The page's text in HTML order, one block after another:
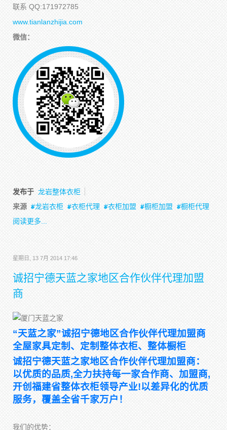
联系 QQ:171972785
www.tianlanzhijia.com
微信：
发布于 龙岩整体衣柜
来源
龙岩衣柜 衣柜代理 衣柜加盟 橱柜加盟
橱柜代理
阅读更多...
星期日, 13 7月 2014 17:46
诚招宁德天蓝之家地区合作伙伴代理加盟
商
“天蓝之家”诚招宁德地区合作伙伴代理加盟商
全屋家具定制、定制整体衣柜、整体橱柜
诚招宁德天蓝之家地区合作伙伴代理加盟商：
以优质的品质,全力扶持每一家合作商、加盟商,
开创福建省整体衣柜领导产业!以差异化的优质
服务，覆盖全省千家万户！
我们的优势：